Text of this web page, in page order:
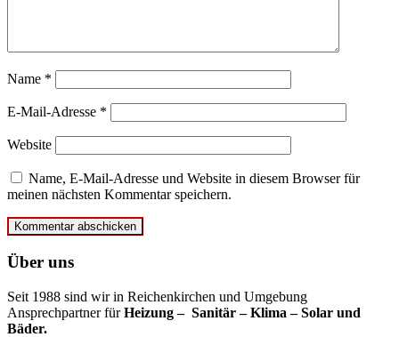
Name *
E-Mail-Adresse *
Website
Name, E-Mail-Adresse und Website in diesem Browser für
meinen nächsten Kommentar speichern.
Über uns
Seit 1988 sind wir in Reichenkirchen und Umgebung
Ansprechpartner fürHeizung – Sanitär – Klima – Solar und
Bäder.